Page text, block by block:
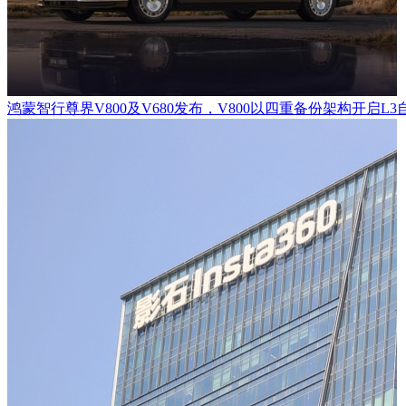
鸿蒙智行尊界V800及V680发布，V800以四重备份架构开启L3